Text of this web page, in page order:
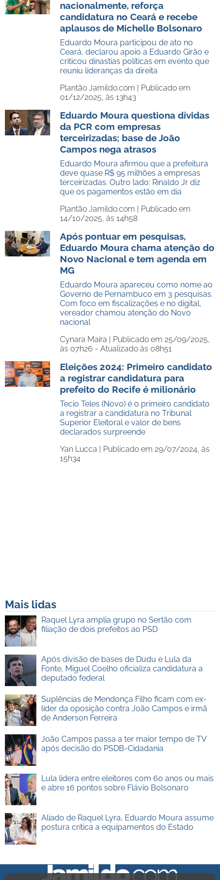
nacionalmente, reforça
candidatura no Ceará e recebe
aplausos de Michelle Bolsonaro
Eduardo Moura participou de ato no
Ceará, declarou apoio a Eduardo Girão e
criticou dinastias políticas em evento que
reuniu lideranças da direita
Plantão Jamildo.com | Publicado em
01/12/2025, às 13h43
Eduardo Moura questiona dívidas
da PCR com empresas
terceirizadas; base de João
Campos nega atrasos
Eduardo Moura afirmou que a prefeitura
deve quase R$ 95 milhões a empresas
terceirizadas. Outro lado: Rinaldo Jr diz
que os pagamentos estão em dia
Plantão Jamildo.com | Publicado em
14/10/2025, às 14h58
Após pontuar em pesquisas,
Eduardo Moura chama atenção do
Novo Nacional e tem agenda em
MG
Eduardo Moura apareceu como nome ao
Governo de Pernambuco em 3 pesquisas.
Com foco em fiscalizações e no digital,
vereador chamou atenção do Novo
nacional
Cynara Maíra | Publicado em 25/09/2025,
às 07h26 - Atualizado às 08h51
Eleições 2024: Primeiro candidato
a registrar candidatura para
prefeito do Recife é milionário
Tecio Teles (Novo) é o primeiro candidato
a registrar a candidatura no Tribunal
Superior Eleitoral e valor de bens
declarados surpreende
Yan Lucca | Publicado em 29/07/2024, às
15h34
Mais lidas
Raquel Lyra amplia grupo no Sertão com
filiação de dois prefeitos ao PSD
Após divisão de bases de Dudu e Lula da
Fonte, Miguel Coelho oficializa candidatura a
deputado federal
Suplências de Mendonça Filho ficam com ex-
líder da oposição contra João Campos e irmã
de Anderson Ferreira
João Campos passa a ter maior tempo de TV
após decisão do PSDB-Cidadania
Lula lidera entre eleitores com 60 anos ou mais
e abre 16 pontos sobre Flávio Bolsonaro
Aliado de Raquel Lyra, Eduardo Moura assume
postura crítica a equipamentos do Estado